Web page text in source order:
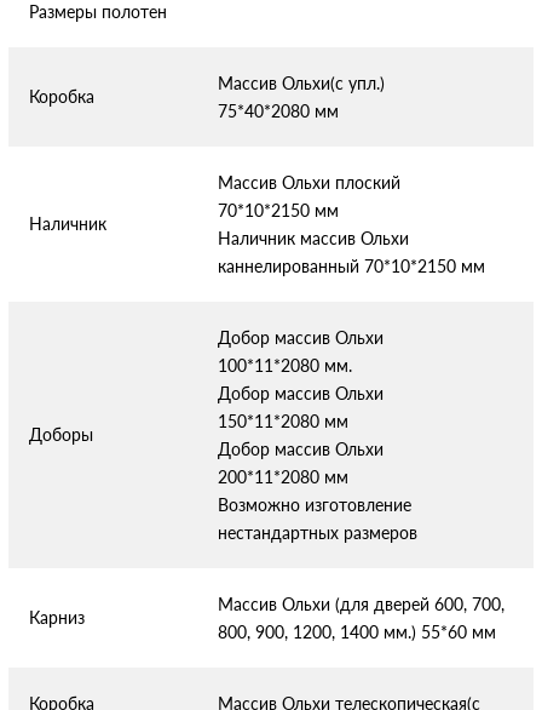
Размеры полотен
Коробка
Массив Ольхи(с упл.)
75*40*2080 мм
Наличник
Массив Ольхи плоский
70*10*2150 мм
Наличник массив Ольхи
каннелированный 70*10*2150 мм
Доборы
Добор массив Ольхи
100*11*2080 мм.
Добор массив Ольхи
150*11*2080 мм
Добор массив Ольхи
200*11*2080 мм
Возможно изготовление
нестандартных размеров
Карниз
Массив Ольхи (для дверей 600, 700,
800, 900, 1200, 1400 мм.) 55*60 мм
Коробка
Массив Ольхи телескопическая(с